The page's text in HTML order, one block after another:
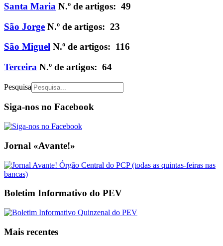
Santa Maria N.º de artigos: 49
São Jorge N.º de artigos: 23
São Miguel N.º de artigos: 116
Terceira N.º de artigos: 64
Pesquisa
Siga-nos no Facebook
Jornal «Avante!»
Boletim Informativo do PEV
Mais recentes